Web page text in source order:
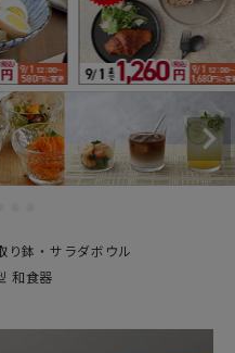
り鉢・サラダボウル
和食器